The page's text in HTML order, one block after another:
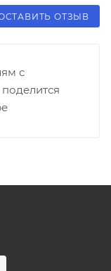
ОТЗЫВ
с